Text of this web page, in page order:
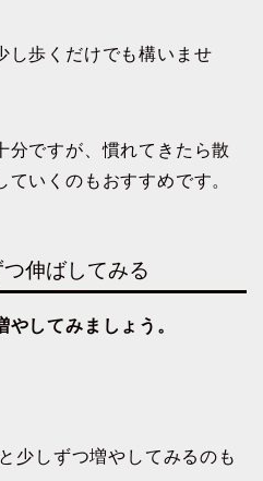
し歩くだけでも構いませ
分ですが、慣れてきたら散
いくのもおすすめです。
伸ばしてみる
してみましょう。
少しずつ増やしてみるのも